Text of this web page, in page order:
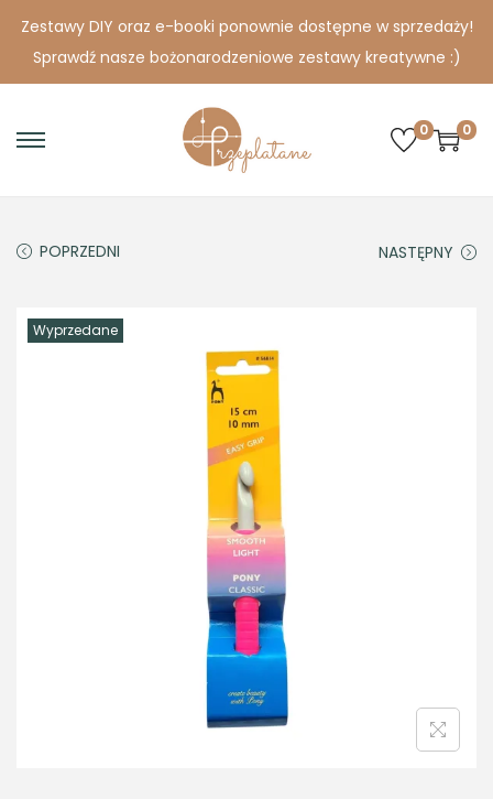
Zestawy DIY oraz e-booki ponownie dostępne w sprzedaży!
Sprawdź nasze bożonarodzeniowe zestawy kreatywne :)
S
a
i
g
a
t
i
o
S
o
t
e
n
t
0 0
POPRZEDNI NASTĘPNY
Wyprzedane